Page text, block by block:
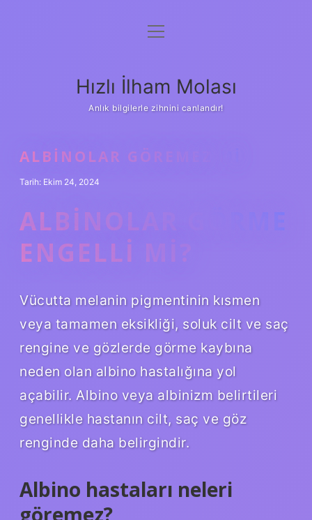
Anasayfa
Yasal Uyarı
menüyü
Hızlı İlham Molası
Anlık bilgilerle zihnini canlandır!
ALBINOLAR GÖREMEZ MI
Tarih: Ekim 24, 2024
ALBINOLAR GÖRME
ENGELLI MI?
Vücutta melanin pigmentinin kısmen
veya tamamen eksikliği, soluk cilt ve saç
rengine ve gözlerde görme kaybına
neden olan albino hastalığına yol
açabilir. Albino veya albinizm belirtileri
genellikle hastanın cilt, saç ve göz
renginde daha belirgindir.
Albino hastaları neleri
göremez?